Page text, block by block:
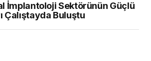
İmplantoloji Sektörünün Güçlü
Çalıştayda Buluştu